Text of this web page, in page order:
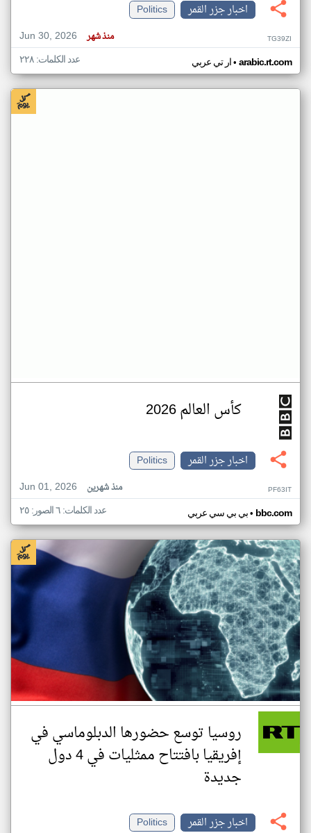
اخبار جزر القمر
Politics
Jun 30, 2026
منذ شهر TG39ZI
ار تي عربي• arabic.rt.com عدد الكلمات: ٢٢٨
كأس العالم 2026
اخبار جزر القمر
Politics
Jun 01, 2026
منذ شهرين PF63IT
بي بي سي عربي• bbc.com عدد الكلمات: ٦ الصور: ٢٥
روسيا توسع حضورها الدبلوماسي في
إفريقيا بافتتاح ممثليات في 4 دول
جديدة
اخبار جزر القمر
Politics